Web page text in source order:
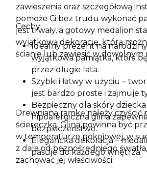
zawieszenia oraz szczegółową
pomoże Ci bez trudu wykonać
jest trwały, a gotowy medalion
wyjątkową dekorację, którą
ścianie lub zawiesić w dowolnym
Cechy:
Idealny prezent na
wyjątkowa pamiątka, która
przez długie lata.
Szybki i łatwy w użyciu –
jest bardzo proste i zajmuje
Bezpieczny dla skóry dziecka
hipoalergiczna glina
bezpieczeństwo.
Elegancka dekoracja –
pasuje do każdego wnętrza.
Drewnianą ramkę należy czyścić
ściereczką. Glina powinna być
w temperaturze pokojowej, w
z dala od bezpośredniego
zachować jej właściwości.